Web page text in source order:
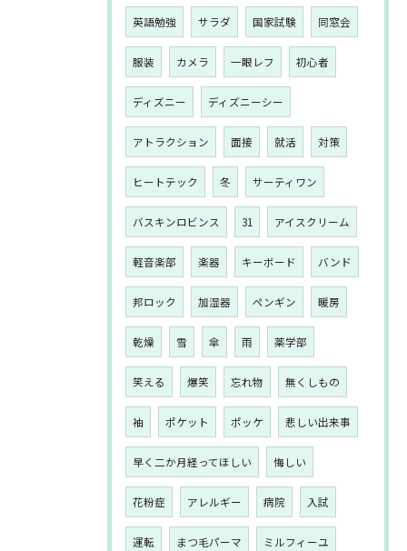
英語勉強 サラダ 国家試験 同窓会
服装 カメラ 一眼レフ 初心者
ディズニー ディズニーシー
アトラクション 面接 就活 対策
ヒートテック 冬 サーティワン
バスキンロビンス 31 アイスクリーム
軽音楽部 楽器 キーボード バンド
邦ロック 加湿器 ペンギン 暖房
乾燥 雪 傘 雨 薬学部
笑える 爆笑 忘れ物 無くしもの
袖 ポケット ポッケ 悲しい出来事
早く二か月経ってほしい 悔しい
花粉症 アレルギー 病院 入試
運転 まつ毛パーマ ミルフィーユ